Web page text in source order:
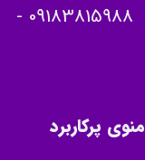
09183815988
-
منوی پرکاربرد